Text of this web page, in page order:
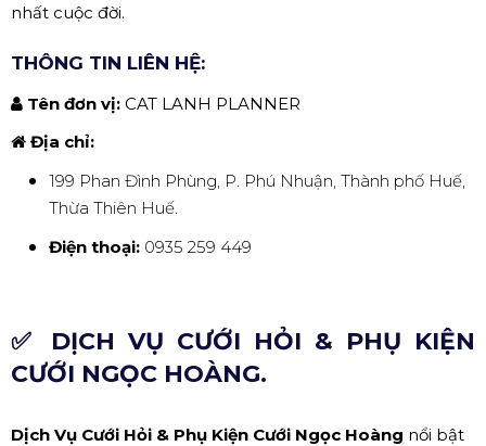
nhất cuộc đời.
THÔNG TIN LIÊN HỆ:
Tên đơn vị: CAT LANH PLANNER
Địa chỉ:
199 Phan Đình Phùng, P. Phú Nhuận, Thành phố Huế,
Thừa Thiên Huế.
Điện thoại: 0935 259 449
✅ DỊCH VỤ CƯỚI HỎI & PHỤ KIỆN
CƯỚI NGỌC HOÀNG.
Dịch Vụ Cưới Hỏi & Phụ Kiện Cưới Ngọc Hoàng nổi bật